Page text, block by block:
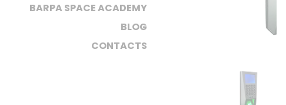
BARPA SPACE ACADEMY
BLOG
CONTACTS